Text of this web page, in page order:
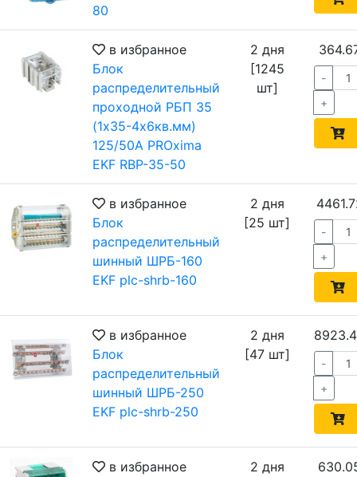
80
в избранное
Блок
распределительный
проходной РБП 35
(1х35-4х6кв.мм)
125/50А PROxima
EKF RBP-35-50
2 дня
[1245
шт]
-
+
в избранное
Блок
распределительный
шинный ШРБ-160
EKF plc-shrb-160
2 дня
[25 шт]
-
+
в избранное
Блок
распределительный
шинный ШРБ-250
EKF plc-shrb-250
2 дня
[47 шт]
-
+
в избранное
2 дня